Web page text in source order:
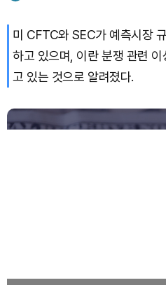
Bitcoin (BTC)
미 CFTC와 SEC가 예측시장
하고 있으며, 이란 분쟁 관련
고 있는 것으로 알려졌다.